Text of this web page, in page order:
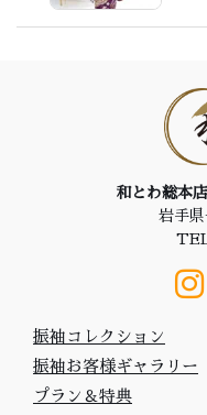
和とわ総本
岩手
振袖コレクション
振袖お客様ギャラリー
プラン＆特典